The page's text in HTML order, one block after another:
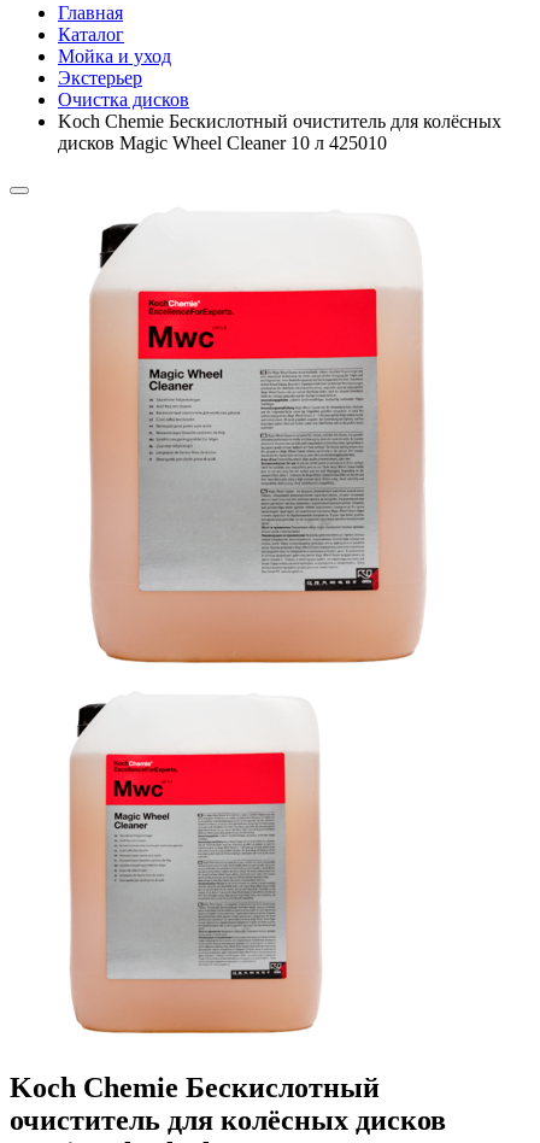
Главная
Каталог
Мойка и уход
Экстерьер
Очистка дисков
Koch Chemie Бескислотный очиститель для колёсных
дисков Magic Wheel Cleaner 10 л 425010
Koch Chemie Бескислотный
очиститель для колёсных дисков